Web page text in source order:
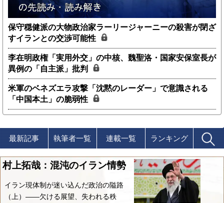
保守穏健派の大物政治家ラーリージャーニーの殺害が閉ざ
すイランとの交渉可能性
李在明政権「実用外交」の中核、魏聖洛・国家安保室長が
異例の「自主派」批判
米軍のベネズエラ攻撃「沈黙のレーダー」で意識される
「中国本土」の脆弱性
最新記事 執筆者一覧 連載一覧 ランキング
村上拓哉：混沌のイラン情勢
イラン現体制が迷い込んだ政治の隘路
（上）――欠ける展望、失われる秩